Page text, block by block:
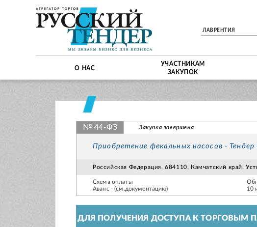
ЛАВРЕНТИЯ
О НАС
УЧАСТНИКАМ
ЗАКУПОК
№ 44-ФЗ Закупка завершена
Приобретение фекальных насосов -
Российская Федерация, 684110, Камчатский край,
Схема оплаты
Аванс - (см.документацию)
10
ДЛЯ ПОЛУЧЕНИЯ ДОСТУПА К ТОРГОВЫМ